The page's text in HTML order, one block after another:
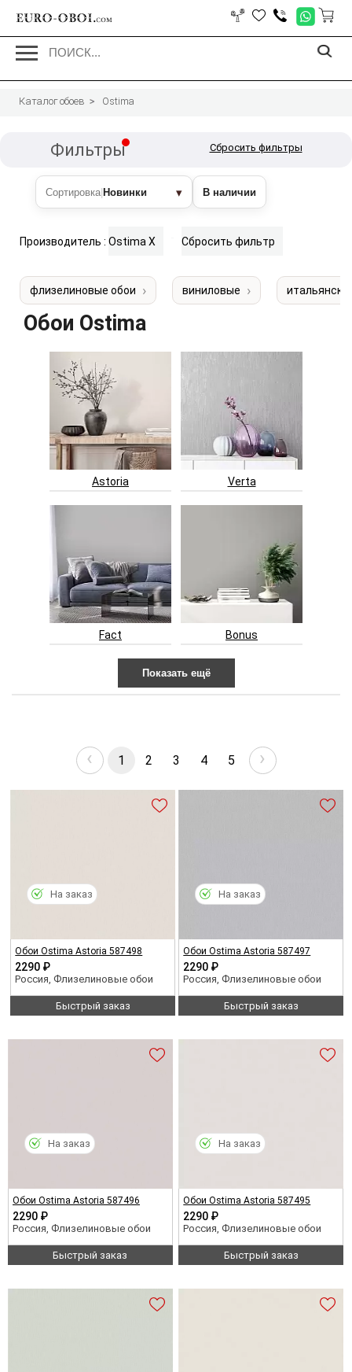
EURO-OBOI.com
Каталог обоев Ostima
Фильтры Сбросить фильтры
флизелиновые обои виниловые
Обои Ostima
Astoria Verta
Fact Bonus
Показать ещё
Производитель : Ostima X Сбросить фильтр
Сортировка|Новинки ▾ В наличии
‹ 1 2 3 4 5 ›
Обои Ostima Astoria 587498
2290 ₽
Россия, Флизелиновые обои
Быстрый заказ
На заказ
Обои Ostima Astoria 587497
2290 ₽
Россия, Флизелиновые обои
Быстрый заказ
На заказ
Обои Ostima Astoria 587496
2290 ₽
Россия, Флизелиновые обои
Быстрый заказ
На заказ
Обои Ostima Astoria 587495
2290 ₽
Россия, Флизелиновые обои
Быстрый заказ
На заказ